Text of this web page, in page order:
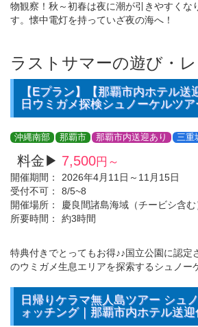
物観察！秋～初春は夜に潮が引きやすく
す。懐中電灯を持っていざ夜の海へ！
ラストサマーの遊び・
【Eプラン】【那覇市内ホテル
日ウミガメ探検シュノーケルツア
沖縄南部 那覇市 那覇市内送迎あり 三重
料金▶ 7,500円～
開催期間：
2026年4月11日～11月15日
受付不可：
8/5~8
開催場所：
慶良間諸島海域（チービシ含む
所要時間：
約3時間
特典付きでとってもお得♪♪国立公園に認
のウミガメ生息エリアを探索するシュノー
日帰りケラマ無人島ツアー シュ
ォッチング｜那覇市内ホテル送迎